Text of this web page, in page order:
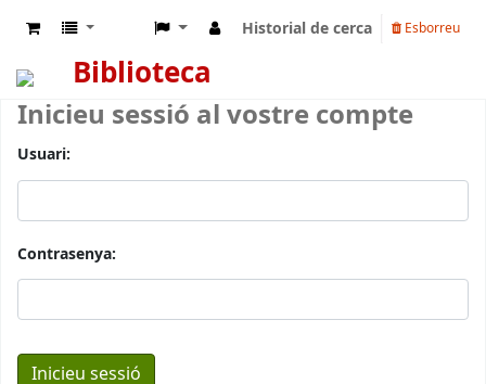
Historial de cerca Esborreu
Biblioteca
Inicieu sessió al vostre compte
Usuari:
Contrasenya: